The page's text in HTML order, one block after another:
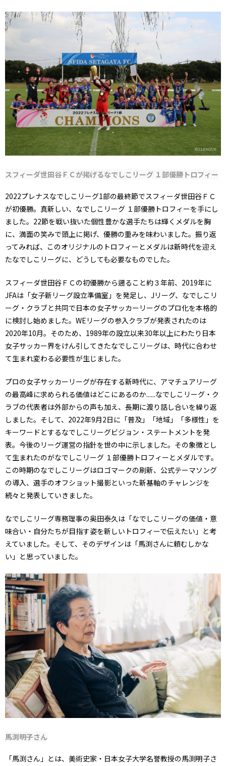
スフィーダ世田谷ＦＣが掲げるなでしこリーグ １部優勝トロフィー
2022プレナスなでしこリーグ1部の最終節でスフィーダ世田谷ＦＣ
が初優勝。真新しい、なでしこリーグ １部優勝トロフィーを手にし
ました。22節を戦い抜いた個性豊かな選手たちは輝くメダルを胸
に、満面の笑みで頭上に掲げ、優勝の重みを味わいました。振り返
ってみれば、このオリジナルのトロフィーとメダルは新時代を迎え
たなでしこリーグに、どうしても必要なものでした。
スフィーダ世田谷ＦＣの初優勝から遡ること約３年前、2019年に
JFAは「女子新リーグ設立準備室」を発足し、Jリーグ、なでしこリ
ーグ・クラブと共同で日本の女子サッカーリーグのプロ化を本格的
に検討し始めました。WEリーグの参入クラブが発表されたのは
2020年10月。そのため、1989年の設立以来30年以上にわたり日本
女子サッカー界をけん引してきたなでしこリーグは、時代に合わせ
て生まれ変わる必要性が生じました。
プロの女子サッカーリーグが存在する新時代に、アマチュアリーグ
の最高峰に求められる価値はどこにあるのか......なでしこリーグ・ク
ラブの代表者は外部からの声も加え、長期に渡り話し合いを繰り返
しました。そして、2022年9月2日に「普及」「地域」「多様性」を
キーワードとするなでしこリーグビジョン・ステートメントを発
表。今後のリーグ運営の指針を世の中に示しました。その象徴とし
て生まれたのがなでしこリーグ １部優勝トロフィーとメダルです。
この時期のなでしこリーグはロゴマークの刷新、公式テーマソング
の導入、選手のオフショット撮影といった新基軸のチャレンジを
続々と発表していきました。
なでしこリーグ専務理事の奥田泰久は「なでしこリーグの価値・意
味合い・自分たちが目指す姿を新しいトロフィーで伝えたい」と考
えていました。そして、そのデザインは「馬渕さんに頼むしかな
い」と思っていました。
馬渕明子さん
「馬渕さん」とは、美術史家・日本女子大学名誉教授の馬渕明子さ